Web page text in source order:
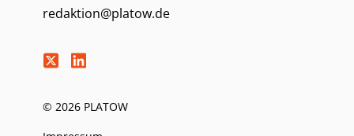
redaktion@platow.de
© 2026 PLATOW